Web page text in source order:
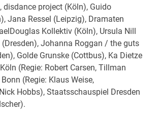
disdance project (Köln), Guido
Jana Ressel (Leipzig), Dramaten
Kollektiv (Köln), Ursula Nill
Johanna Roggan / the guts
Golde Grunske (Cottbus), Ka Dietze
(Regie: Robert Carsen, Tillman
(Regie: Klaus Weise,
Hobbs), Staatsschauspiel Dresden